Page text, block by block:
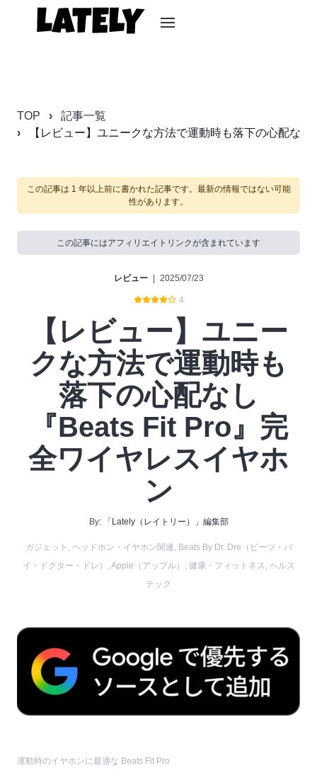
TOP
記事一覧
【レビュー】ユニークな方法で運動時も落下の心配な
この記事は 1 年以上前に書かれた記事です。最新の情報ではない可能
性があります。
この記事にはアフィリエイトリンクが含まれています
レビュー 2025/07/23
4
【レビュー】ユニー
クな方法で運動時も
落下の心配なし
『Beats Fit Pro』完
全ワイヤレスイヤホ
ン
By: 「Lately（レイトリー）」編集部
ガジェット , ヘッドホン・イヤホン関連, Beats By Dr. Dre（ビーツ・バ
イ・ドクター・ドレ）
, Apple（アップル） , 健康・フィットネス , ヘルス
テック
運動時のイヤホンに最適な Beats Fit Pro